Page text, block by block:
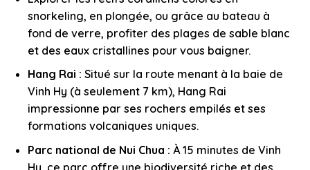
snorkeling, en plongée, ou grâce au bateau à
fond de verre, profiter des plages de sable blanc
et des eaux cristallines pour vous baigner.
Hang Rai : Situé sur la route menant à la baie de
Vinh Hy (à seulement 7 km), Hang Rai
impressionne par ses rochers empilés et ses
formations volcaniques uniques.
Parc national de Nui Chua : À 15 minutes de Vinh
Hy, ce parc offre une biodiversité riche et des